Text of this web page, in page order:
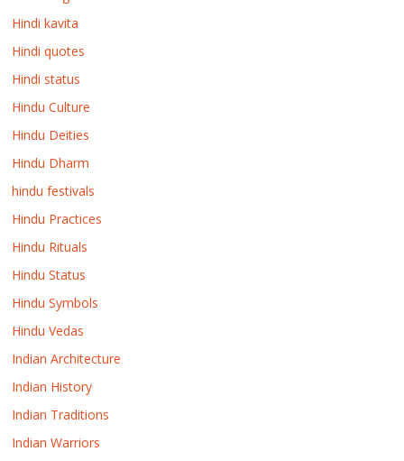
Hindi kavita
Hindi quotes
Hindi status
Hindu Culture
Hindu Deities
Hindu Dharm
hindu festivals
Hindu Practices
Hindu Rituals
Hindu Status
Hindu Symbols
Hindu Vedas
Indian Architecture
Indian History
Indian Traditions
Indian Warriors